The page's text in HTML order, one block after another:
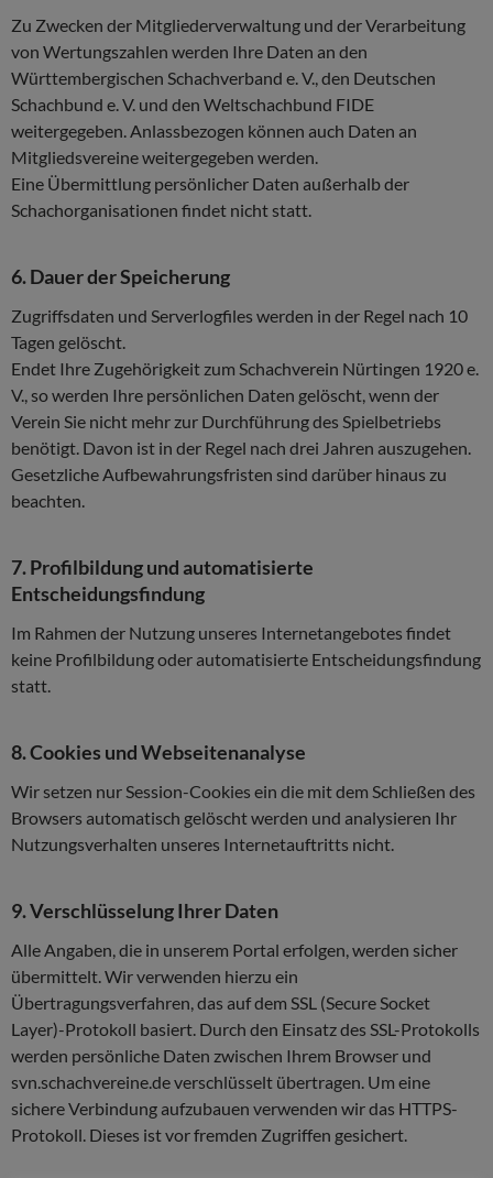
Zu Zwecken der Mitgliederverwaltung und der Verarbeitung
von Wertungszahlen werden Ihre Daten an den
Württembergischen Schachverband e. V., den Deutschen
Schachbund e. V. und den Weltschachbund FIDE
weitergegeben. Anlassbezogen können auch Daten an
Mitgliedsvereine weitergegeben werden.
Eine Übermittlung persönlicher Daten außerhalb der
Schachorganisationen findet nicht statt.
6. Dauer der Speicherung
Zugriffsdaten und Serverlogfiles werden in der Regel nach 10
Tagen gelöscht.
Endet Ihre Zugehörigkeit zum Schachverein Nürtingen 1920 e.
V., so werden Ihre persönlichen Daten gelöscht, wenn der
Verein Sie nicht mehr zur Durchführung des Spielbetriebs
benötigt. Davon ist in der Regel nach drei Jahren auszugehen.
Gesetzliche Aufbewahrungsfristen sind darüber hinaus zu
beachten.
7. Profilbildung und automatisierte
Entscheidungsfindung
Im Rahmen der Nutzung unseres Internetangebotes findet
keine Profilbildung oder automatisierte Entscheidungsfindung
statt.
8. Cookies und Webseitenanalyse
Wir setzen nur Session-Cookies ein die mit dem Schließen des
Browsers automatisch gelöscht werden und analysieren Ihr
Nutzungsverhalten unseres Internetauftritts nicht.
9. Verschlüsselung Ihrer Daten
Alle Angaben, die in unserem Portal erfolgen, werden sicher
übermittelt. Wir verwenden hierzu ein
Übertragungsverfahren, das auf dem SSL (Secure Socket
Layer)-Protokoll basiert. Durch den Einsatz des SSL-Protokolls
werden persönliche Daten zwischen Ihrem Browser und
svn.schachvereine.de verschlüsselt übertragen. Um eine
sichere Verbindung aufzubauen verwenden wir das HTTPS-
Protokoll. Dieses ist vor fremden Zugriffen gesichert.